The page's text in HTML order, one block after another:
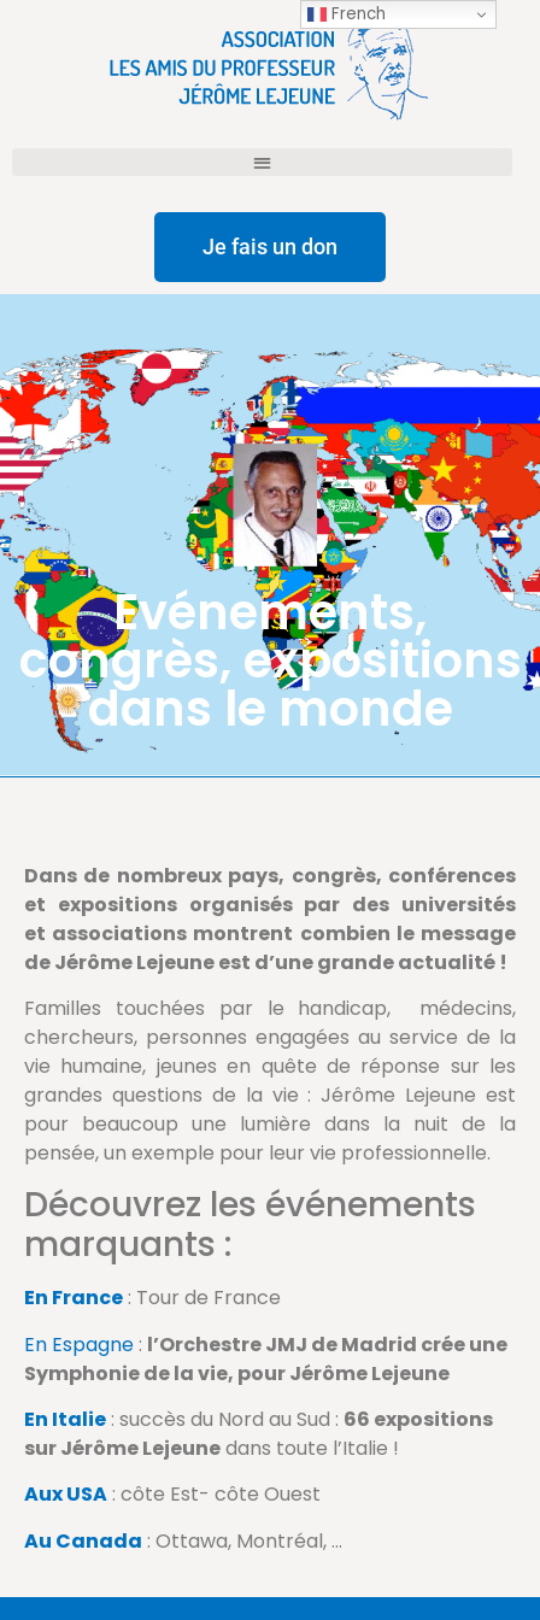
Je fais un don
Evénements,
congrès, expositions
dans le monde
Dans de nombreux pays, congrès, conférences
et expositions organisés par des universités
et associations montrent combien le message
de Jérôme Lejeune est d’une grande actualité !
Familles touchées par le handicap, médecins,
chercheurs, personnes engagées au service de la
vie humaine, jeunes en quête de réponse sur les
grandes questions de la vie : Jérôme Lejeune est
pour beaucoup une lumière dans la nuit de la
pensée, un exemple pour leur vie professionnelle.
Découvrez les événements
marquants :
En France : Tour de France
En Espagne : l’Orchestre JMJ de Madrid crée une
Symphonie de la vie, pour Jérôme Lejeune
En Italie : succès du Nord au Sud : 66 expositions
sur Jérôme Lejeunedans toute l’Italie !
Aux USA : côte Est- côte Ouest
Au Canada : Ottawa, Montréal, …
French